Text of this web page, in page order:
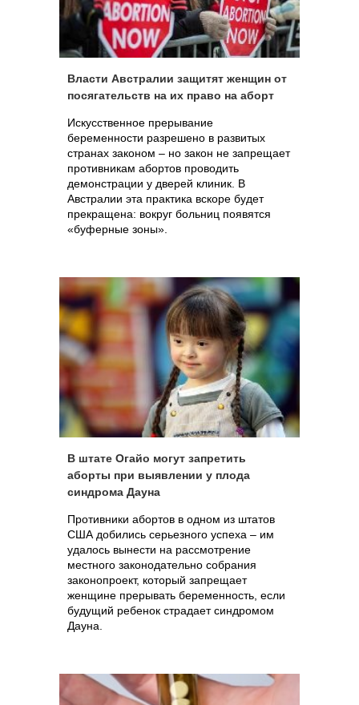
Власти Австралии защитят женщин от
посягательств на их право на аборт
Искусственное прерывание
беременности разрешено в развитых
странах законом – но закон не запрещает
противникам абортов проводить
демонстрации у дверей клиник. В
Австралии эта практика вскоре будет
прекращена: вокруг больниц появятся
«буферные зоны».
В штате Огайо могут запретить
аборты при выявлении у плода
синдрома Дауна
Противники абортов в одном из штатов
США добились серьезного успеха – им
удалось вынести на рассмотрение
местного законодательно собрания
законопроект, который запрещает
женщине прерывать беременность, если
будущий ребенок страдает синдромом
Дауна.